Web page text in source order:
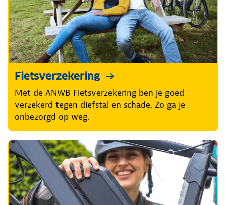
Fietsverzekering
Met de ANWB Fietsverzekering ben je goed
verzekerd tegen diefstal en schade. Zo ga je
onbezorgd op weg.